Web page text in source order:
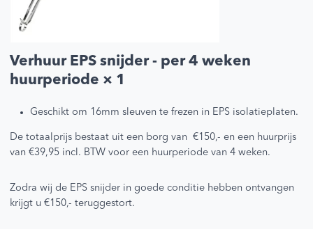
Verhuur EPS snijder - per 4 weken
huurperiode × 1
Geschikt om 16mm sleuven te frezen in EPS isolatieplaten.
De totaalprijs bestaat uit een borg van €150,- en een huurprijs
van €39,95 incl. BTW voor een huurperiode van 4 weken.
Zodra wij de EPS snijder in goede conditie hebben ontvangen
krijgt u €150,- teruggestort.